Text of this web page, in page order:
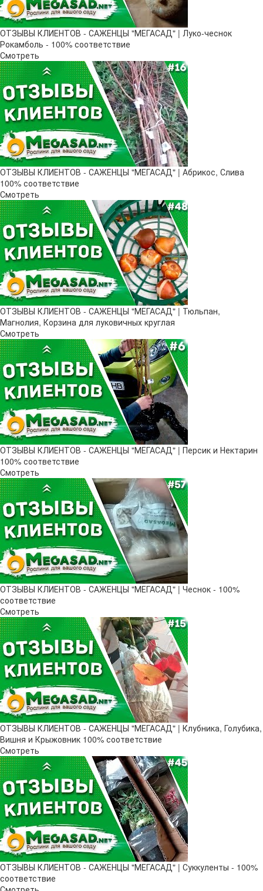
ОТЗЫВЫ КЛИЕНТОВ - САЖЕНЦЫ "МЕГАСАД" | Луко-чеснок
Рокамболь - 100% соответствие
Смотреть
ОТЗЫВЫ КЛИЕНТОВ - САЖЕНЦЫ "МЕГАСАД" | Абрикос, Слива
100% соответствие
Смотреть
ОТЗЫВЫ КЛИЕНТОВ - САЖЕНЦЫ "МЕГАСАД" | Тюльпан,
Магнолия, Корзина для луковичных круглая
Смотреть
ОТЗЫВЫ КЛИЕНТОВ - САЖЕНЦЫ "МЕГАСАД" | Персик и Нектарин
100% соответствие
Смотреть
ОТЗЫВЫ КЛИЕНТОВ - САЖЕНЦЫ "МЕГАСАД" | Чеснок - 100%
соответствие
Смотреть
ОТЗЫВЫ КЛИЕНТОВ - САЖЕНЦЫ "МЕГАСАД" | Клубника, Голубика,
Вишня и Крыжовник 100% соответствие
Смотреть
ОТЗЫВЫ КЛИЕНТОВ - САЖЕНЦЫ "МЕГАСАД" | Суккуленты - 100%
соответствие